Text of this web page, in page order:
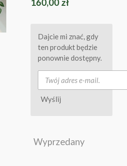
160,00 zł
Dajcie mi znać, gdy
ten produkt będzie
ponownie dostępny.
Wyślij
Wyprzedany